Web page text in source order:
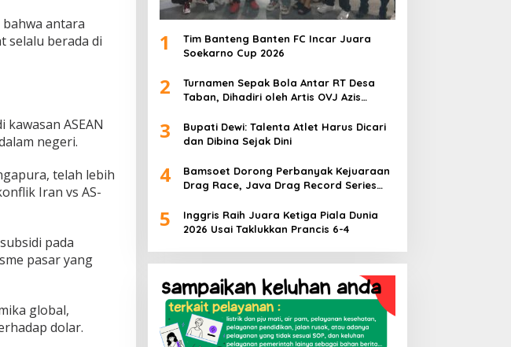
antara
selalu berada di
ASEAN
negeri.
telah lebih
Iran vs AS-
pada
pasar yang
global,
dolar.
1
Tim Banteng Banten FC Incar Juara
Soekarno Cup 2026
2
Turnamen Sepak Bola Antar RT Desa
Taban, Dihadiri oleh Artis OVJ Azis
3
Bupati Dewi: Talenta Atlet Harus Dicari
dan Dibina Sejak Dini
4
Bamsoet Dorong Perbanyak Kejuaraan
Drag Race, Java Drag Record Series
Muda
5
Inggris Raih Juara Ketiga Piala Dunia
2026 Usai Taklukkan Prancis 6-4